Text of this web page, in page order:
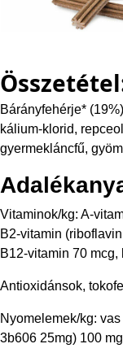
Bárányfehérje*
kálium-klorid,
gyermekláncfű,
Vitaminok/kg: A-
B2-vitamin
B12-vitamin 70
Antioxidánsok,
Nyomelemek/kg:
3b606 25mg) 100